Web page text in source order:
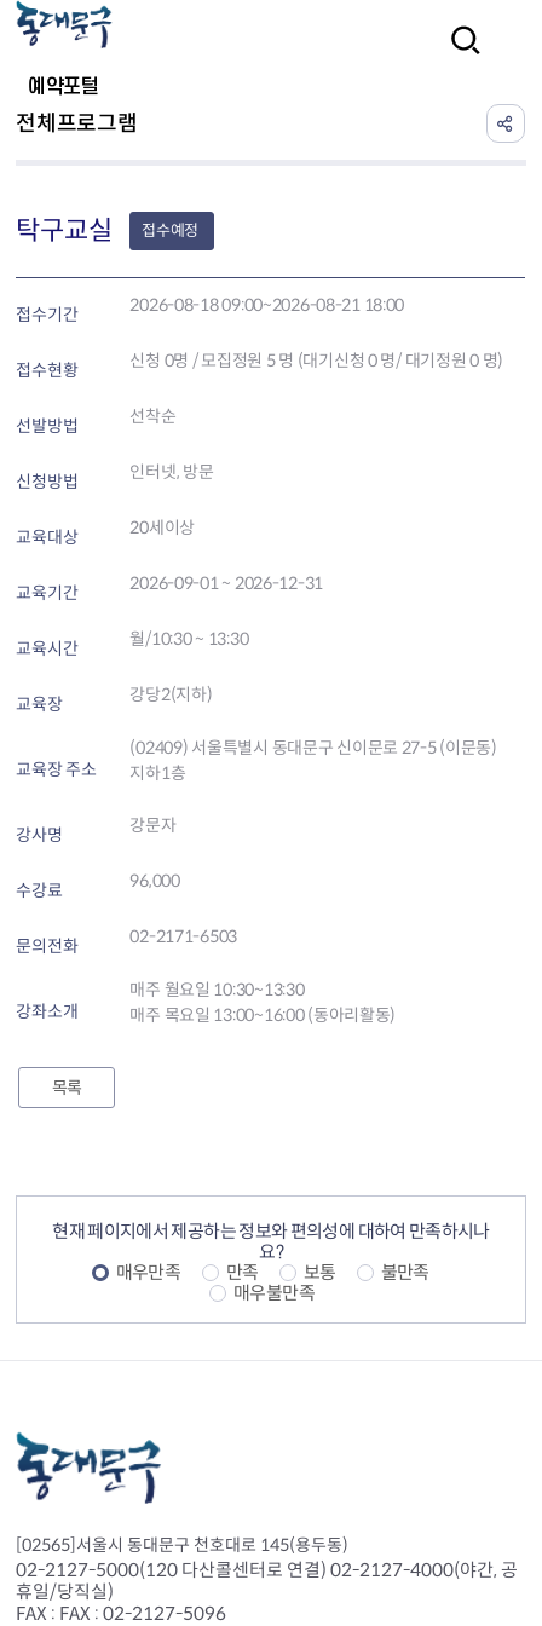
예약포털
전체프로그램
탁구교실 접수예정
접수기간 2026-08-18 09:00~2026-08-21 18:00
접수현황 신청 0명 / 모집정원 5 명 (대기신청 0 명/ 대기정원 0 명)
선발방법 선착순
신청방법 인터넷, 방문
교육대상 20세이상
교육기간 2026-09-01 ~ 2026-12-31
교육시간 월/10:30 ~ 13:30
교육장 강당2(지하)
교육장 주소
(02409) 서울특별시 동대문구 신이문로 27-5 (이문동)
지하1층
강사명 강문자
수강료 96,000
문의전화 02-2171-6503
강좌소개
매주 월요일 10:30~13:30
매주 목요일 13:00~16:00 (동아리활동)
목록
현재 페이지에서 제공하는 정보와 편의성에 대하여 만족하시나
요?
매우만족
만족 보통
불만족
매우불만족
[02565]서울시 동대문구 천호대로 145(용두동)
02-2127-5000(120 다산콜센터로 연결) 02-2127-4000(야간, 공
휴일/당직실)
FAX : FAX : 02-2127-5096